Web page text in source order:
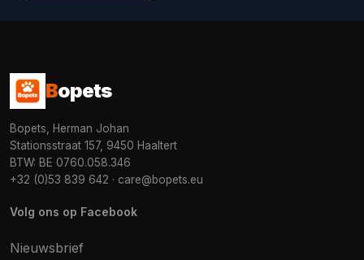
Bopets
Bopets, Herman Johan
Stationsstraat 157, 9450 Haaltert
BTW: BE 0760.058.346
+32 (0)53 839 642 · care@bopets.eu
Volg ons op Facebook
Nieuwsbrief